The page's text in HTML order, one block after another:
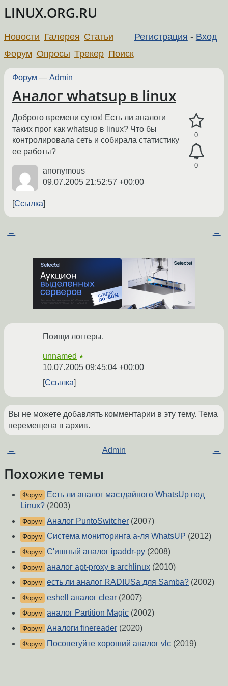
LINUX.ORG.RU
Регистрация - Вход
Новости Галерея Статьи
Форум Опросы Трекер Поиск
Форум — Admin
Аналог whatsup в linux
0
0
Доброго времени суток! Есть ли аналоги
таких прог как whatsup в linux? Что бы
контролировала сеть и собирала статистику
ее работы?
anonymous
09.07.2005 21:52:57 +00:00
Ссылка
← →
Поищи логгеры.
unnamed ★
10.07.2005 09:45:04 +00:00
Ссылка
Вы не можете добавлять комментарии в эту тему. Тема
перемещена в архив.
← Admin →
Похожие темы
Форум
Есть ли аналог мастдайного WhatsUp под
Linux? (2003)
Форум Аналог PuntoSwitcher (2007)
Форум Система мониторинга а-ля WhatsUP (2012)
Форум С'ишный аналог ipaddr-py (2008)
Форум аналог apt-proxy в archlinux (2010)
Форум есть ли аналог RADIUSa для Samba? (2002)
Форум eshell аналог clear (2007)
Форум аналог Partition Magic (2002)
Форум Аналоги finereader (2020)
Форум Посоветуйте хороший аналог vlc (2019)